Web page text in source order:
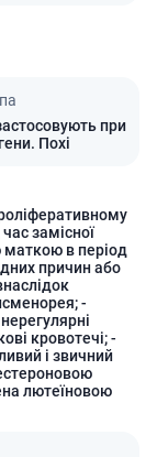
при
Похі
замісної
маткою в період
причин або
-
кровотечі; -
і звичний
лютеїновою